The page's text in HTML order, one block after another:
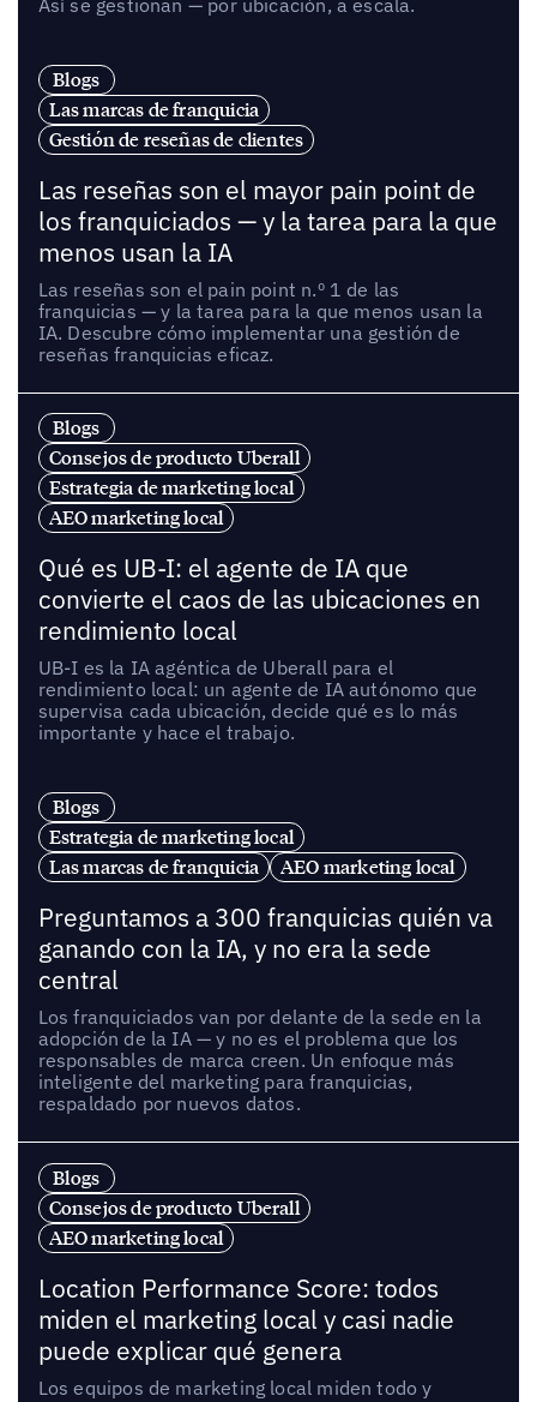
Blogs
Las marcas de franquicia
Gestión de reseñas de clientes
Las reseñas son el mayor pain point de
los franquiciados — y la tarea para la que
menos usan la IA
Las reseñas son el pain point n.º 1 de las
franquicias — y la tarea para la que menos usan la
IA. Descubre cómo implementar una gestión de
reseñas franquicias eficaz.
Blogs
Consejos de producto Uberall
Estrategia de marketing local
AEO marketing local
Qué es UB-I: el agente de IA que
convierte el caos de las ubicaciones en
rendimiento local
UB-I es la IA agéntica de Uberall para el
rendimiento local: un agente de IA autónomo que
supervisa cada ubicación, decide qué es lo más
importante y hace el trabajo.
Blogs
Estrategia de marketing local
Las marcas de franquicia
AEO marketing local
Preguntamos a 300 franquicias quién va
ganando con la IA, y no era la sede
central
Los franquiciados van por delante de la sede en la
adopción de la IA — y no es el problema que los
responsables de marca creen. Un enfoque más
inteligente del marketing para franquicias,
respaldado por nuevos datos.
Blogs
Consejos de producto Uberall
AEO marketing local
Location Performance Score: todos
miden el marketing local y casi nadie
puede explicar qué genera
Los equipos de marketing local miden todo y